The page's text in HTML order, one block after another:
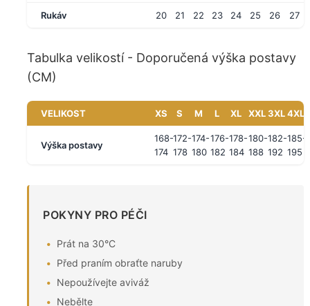
Rukáv 20 21 22 23 24 25 26 27
Tabulka velikostí - Doporučená výška postavy
(CM)
VELIKOST XS S M L XL XXL3XL4XL
Výška postavy
168-
174
172-
178
174-
180
176-
182
178-
184
180-
188
182-
192
185-
195
POKYNY PRO PÉČI
Prát na 30°C
Před praním obraťte naruby
Nepoužívejte aviváž
Nebělte